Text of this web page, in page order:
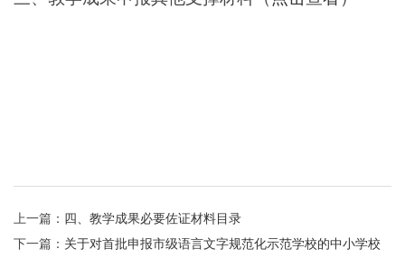
上一篇： 四、教学成果必要佐证材料目录
下一篇： 关于对首批申报市级语言文字规范化示范学校的中小学校